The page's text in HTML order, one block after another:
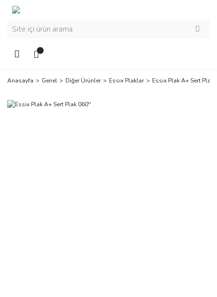
Anasayfa Genel Diğer Ürünler Essix Plaklar Essix Plak A+ Sert Plak